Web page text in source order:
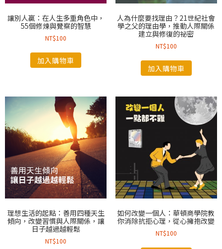
讓別人贏：在人生多重角色中，
55個修煉與覺察的智慧
NT$100
加入購物車
人為什麼要找理由？21世紀社會
學之父的理由學，推動人際關係
建立與修復的祕密
NT$100
加入購物車
理想生活的起點：善用四種天生
傾向，改變習慣與人際關係，讓
日子越過越輕鬆
NT$100
如何改變一個人：華頓商學院教
你消除抗拒心理，從心擁抱改變
NT$100